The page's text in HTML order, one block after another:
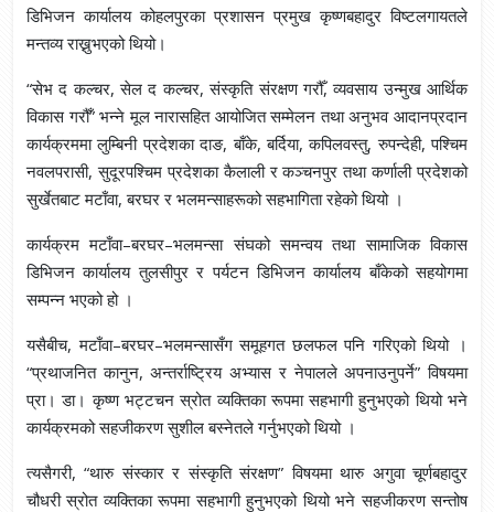
डिभिजन कार्यालय कोहलपुरका प्रशासन प्रमुख कृष्णबहादुर विष्टलगायतले
मन्तव्य राख्नुभएको थियो।
“सेभ द कल्चर, सेल द कल्चर, संस्कृति संरक्षण गरौँ, व्यवसाय उन्मुख आर्थिक
विकास गरौँ” भन्ने मूल नारासहित आयोजित सम्मेलन तथा अनुभव आदानप्रदान
कार्यक्रममा लुम्बिनी प्रदेशका दाङ, बाँके, बर्दिया, कपिलवस्तु, रुपन्देही, पश्चिम
नवलपरासी, सुदूरपश्चिम प्रदेशका कैलाली र कञ्चनपुर तथा कर्णाली प्रदेशको
सुर्खेतबाट मटाँवा, बरघर र भलमन्साहरूको सहभागिता रहेको थियो ।
कार्यक्रम मटाँवा–बरघर–भलमन्सा संघको समन्वय तथा सामाजिक विकास
डिभिजन कार्यालय तुलसीपुर र पर्यटन डिभिजन कार्यालय बाँकेको सहयोगमा
सम्पन्न भएको हो ।
यसैबीच, मटाँवा–बरघर–भलमन्सासँग समूहगत छलफल पनि गरिएको थियो ।
“प्रथाजनित कानुन, अन्तर्राष्ट्रिय अभ्यास र नेपालले अपनाउनुपर्ने” विषयमा
प्रा। डा। कृष्ण भट्टचन स्रोत व्यक्तिका रूपमा सहभागी हुनुभएको थियो भने
कार्यक्रमको सहजीकरण सुशील बस्नेतले गर्नुभएको थियो ।
त्यसैगरी, “थारु संस्कार र संस्कृति संरक्षण” विषयमा थारु अगुवा चूर्णबहादुर
चौधरी स्रोत व्यक्तिका रूपमा सहभागी हुनुभएको थियो भने सहजीकरण सन्तोष